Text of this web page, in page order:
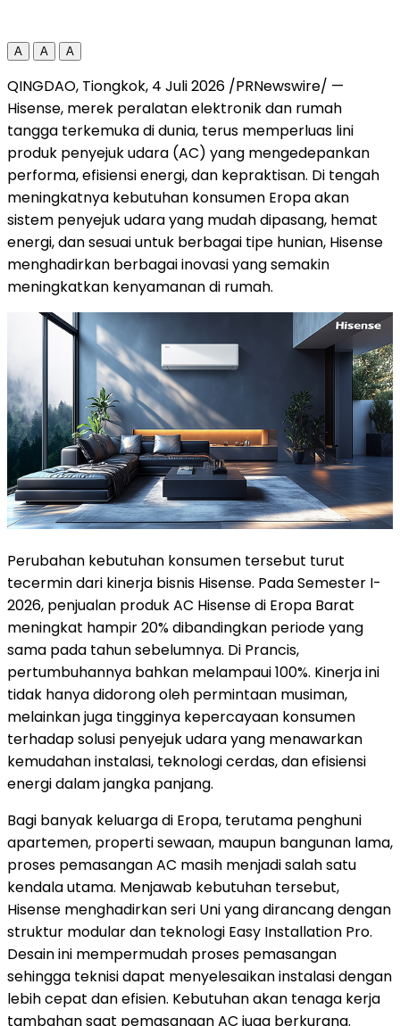
A A A
QINGDAO, Tiongkok, 4 Juli 2026 /PRNewswire/ —
Hisense, merek peralatan elektronik dan rumah
tangga terkemuka di dunia, terus memperluas lini
produk penyejuk udara (AC) yang mengedepankan
performa, efisiensi energi, dan kepraktisan. Di tengah
meningkatnya kebutuhan konsumen Eropa akan
sistem penyejuk udara yang mudah dipasang, hemat
energi, dan sesuai untuk berbagai tipe hunian, Hisense
menghadirkan berbagai inovasi yang semakin
meningkatkan kenyamanan di rumah.
Perubahan kebutuhan konsumen tersebut turut
tecermin dari kinerja bisnis Hisense. Pada Semester I-
2026, penjualan produk AC Hisense di Eropa Barat
meningkat hampir 20% dibandingkan periode yang
sama pada tahun sebelumnya. Di Prancis,
pertumbuhannya bahkan melampaui 100%. Kinerja ini
tidak hanya didorong oleh permintaan musiman,
melainkan juga tingginya kepercayaan konsumen
terhadap solusi penyejuk udara yang menawarkan
kemudahan instalasi, teknologi cerdas, dan efisiensi
energi dalam jangka panjang.
Bagi banyak keluarga di Eropa, terutama penghuni
apartemen, properti sewaan, maupun bangunan lama,
proses pemasangan AC masih menjadi salah satu
kendala utama. Menjawab kebutuhan tersebut,
Hisense menghadirkan seri Uni yang dirancang dengan
struktur modular dan teknologi Easy Installation Pro.
Desain ini mempermudah proses pemasangan
sehingga teknisi dapat menyelesaikan instalasi dengan
lebih cepat dan efisien. Kebutuhan akan tenaga kerja
tambahan saat pemasangan AC juga berkurang.